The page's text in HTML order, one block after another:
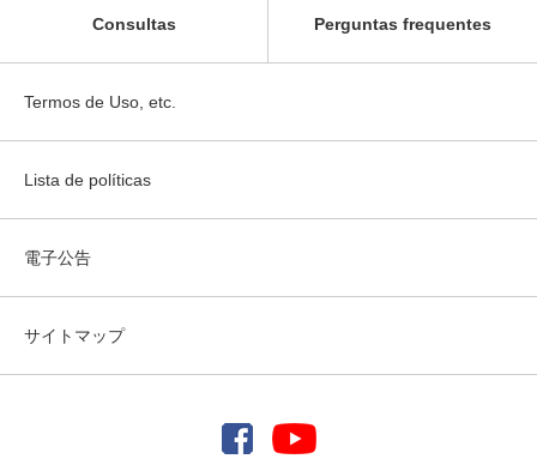
Consultas Perguntas frequentes
Termos de Uso, etc.
Lista de políticas
電子公告
サイトマップ